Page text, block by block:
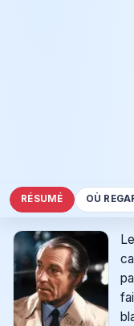
RÉSUMÉ OÙ